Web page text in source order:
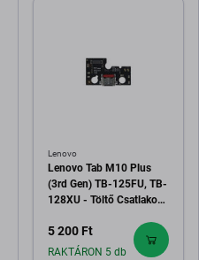
Lenovo
Lenovo Tab M10 Plus
(3rd Gen) TB-125FU, TB-
128XU - Töltő Csatlakozó
5 200 Ft
RAKTÁRON 5 db